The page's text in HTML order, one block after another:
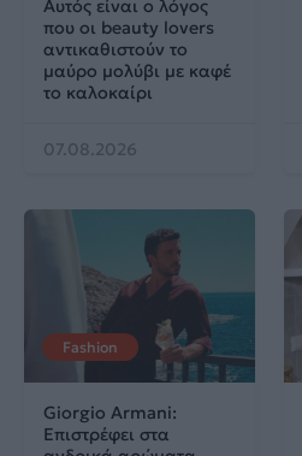
Αυτός είναι ο λόγος
που οι beauty lovers
αντικαθιστούν το
μαύρο μολύβι με καφέ
το καλοκαίρι
07.08.2026
Fashion
Giorgio Armani:
Επιστρέφει στα